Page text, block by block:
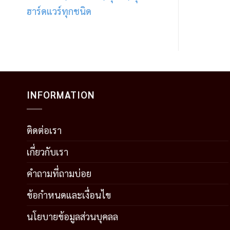
ฮาร์ดแวร์ทุกชนิด
INFORMATION
ติดต่อเรา
เกี่ยวกับเรา
คำถามที่ถามบ่อย
ข้อกำหนดและเงื่อนไข
นโยบายข้อมูลส่วนบุคลล